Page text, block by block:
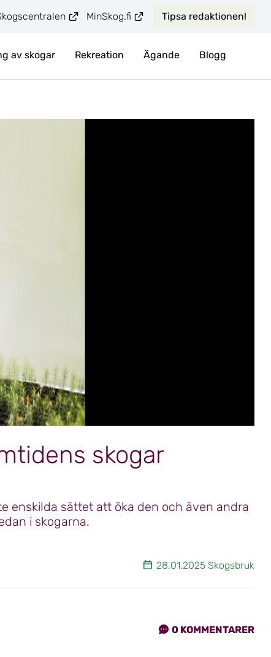
siirryt-toiseen-palveluun
MinSkog.fi siirryt-toiseen-palveluun
Tipsa redaktionen!
av skogar Rekreation Ägande Blogg
skogar
enskilda sättet att öka den och även andra
i skogarna.
28.01.2025 Skogsbruk
0 KOMMENTARER